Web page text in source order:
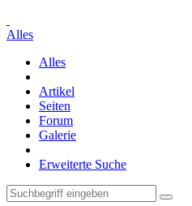
Alles
Alles
Artikel
Seiten
Forum
Galerie
Erweiterte Suche